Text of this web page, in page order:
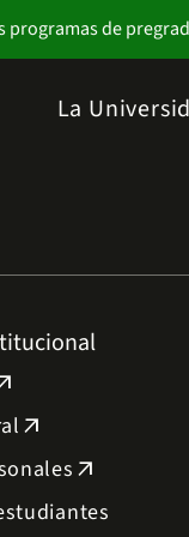
programas de
La
arrow_outward
arrow_outward